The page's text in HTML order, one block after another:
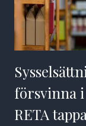
försvinna
RETA